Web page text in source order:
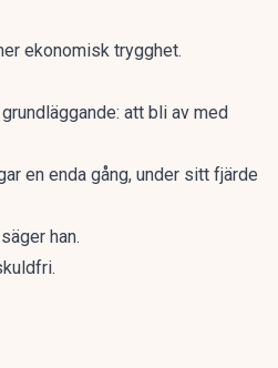
ekonomisk trygghet.
att bli av med
en enda gång, under sitt fjärde
han.